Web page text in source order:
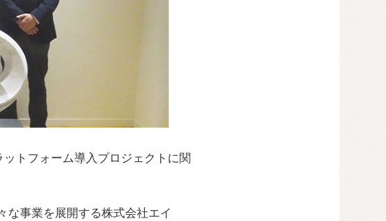
トフォーム導入プロジェクトに関
な事業を展開する株式会社エイ